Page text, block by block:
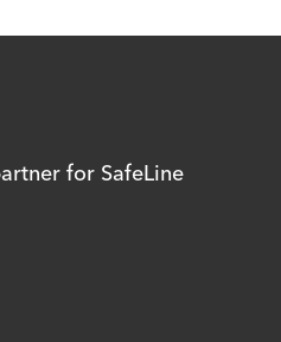
for SafeLine